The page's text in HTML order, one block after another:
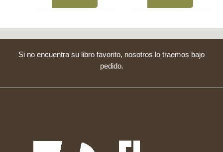
Si no encuentra su libro favorito, nosotros lo traemos bajo
pedido.